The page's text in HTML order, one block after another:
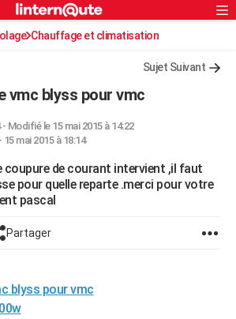
Rechercher
S'inscrire
Connexion
Chauffage et climatisation
Sujet Suivant
vmc blyss pour vmc
- Modifié le 15 mai 2015 à 14:22
15 mai 2015 à 18:14
coupure de courant intervient ,il faut
pour quelle reparte .merci pour votre
pascal
Partager
blyss pour vmc